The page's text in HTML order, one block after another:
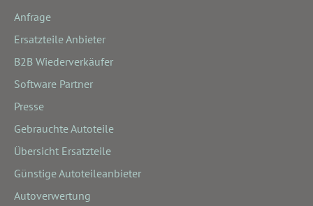
Anfrage
Ersatzteile Anbieter
B2B Wiederverkäufer
Software Partner
Presse
Gebrauchte Autoteile
Übersicht Ersatzteile
Günstige Autoteileanbieter
Autoverwertung